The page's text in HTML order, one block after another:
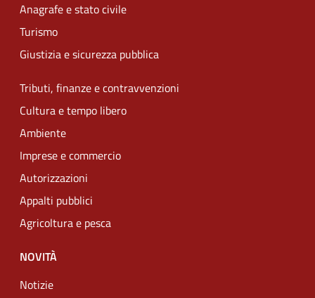
Anagrafe e stato civile
Turismo
Giustizia e sicurezza pubblica
Tributi, finanze e contravvenzioni
Cultura e tempo libero
Ambiente
Imprese e commercio
Autorizzazioni
Appalti pubblici
Agricoltura e pesca
NOVITÀ
Notizie